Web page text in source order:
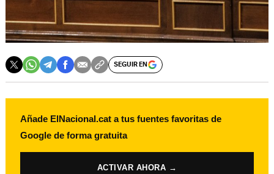
SEGUIR EN
Añade ElNacional.cat a tus fuentes favoritas de
Google de forma gratuita
ACTIVAR AHORA →